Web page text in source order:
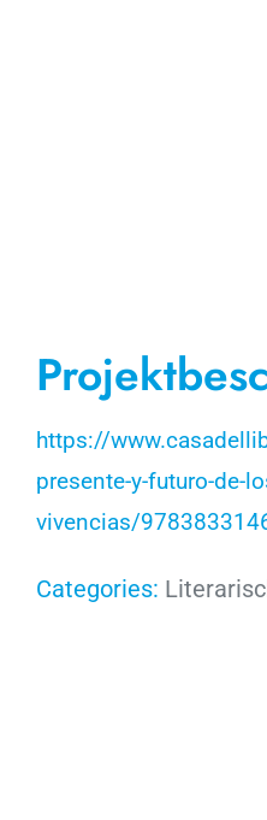
https://
presente-y-futuro-de-
vivencias/
Categories: